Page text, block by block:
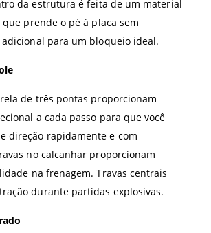
da estrutura é feita de um material
prende o pé à placa sem
para um bloqueio ideal.
de três pontas proporcionam
a cada passo para que você
direção rapidamente e com
no calcanhar proporcionam
na frenagem. Travas centrais
durante partidas explosivas.